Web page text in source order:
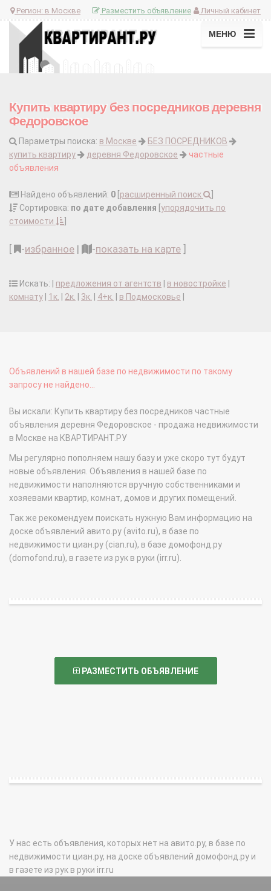
Регион: в Москве Личный кабинет
Разместить объявление
МЕНЮ
Купить квартиру без посредников деревня
Федоровское
Параметры поиска: в Москве
БЕЗ ПОСРЕДНИКОВ
купить квартиру
деревня Федоровское
частные
объявления
Найдено объявлений: 0 расширенный поиск
Сортировка: по дате добавления упорядочить по
стоимости
-избранное | -показать на карте
Искать: | предложения от агентств в новостройке
комнату
1к. 2к. 3к. 4+к. в Подмосковье
Объявлений в нашей базе по недвижимости по такому
запросу не найдено...
Вы искали: Купить квартиру без посредников частные
объявления деревня Федоровское - продажа недвижимости
в Москве на КВАРТИРАНТ.РУ
Мы регулярно пополняем нашу базу и уже скоро тут будут
новые объявления. Объявления в нашей базе по
недвижимости наполняются вручную собственниками и
хозяевами квартир, комнат, домов и других помещений.
Так же рекомендуем поискать нужную Вам информацию на
доске объявлений авито.ру (avito.ru), в базе по
недвижимости циан.ру (cian.ru), в базе домофонд.ру
(domofond.ru), в газете из рук в руки (irr.ru).
РАЗМЕСТИТЬ ОБЪЯВЛЕНИЕ
У нас есть объявления, которых нет на авито.ру, в базе по
недвижимости циан.ру, на доске объявлений домофонд.ру и
в газете из рук в руки irr.ru